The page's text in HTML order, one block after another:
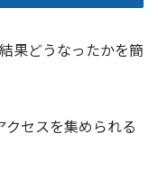
果どうなったかを簡
セスを集められる